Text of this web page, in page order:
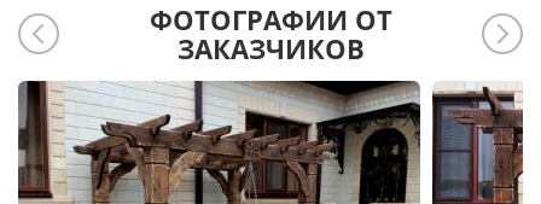
ФОТОГРАФИИ ОТ
ЗАКАЗЧИКОВ